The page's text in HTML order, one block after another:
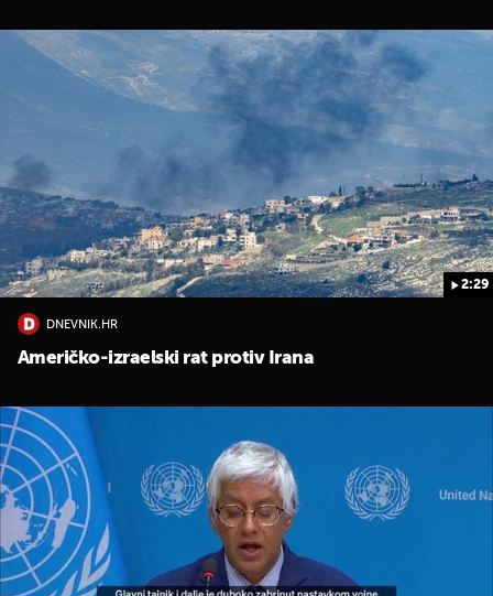
2:29
DNEVNIK.HR
Američko-izraelski rat protiv Irana